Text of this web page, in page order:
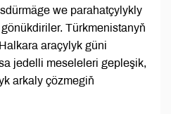
we parahatçylykly
Türkmenistanyň
araçylyk güni
jedelli meseleleri gepleşik,
arkaly çözmegiň